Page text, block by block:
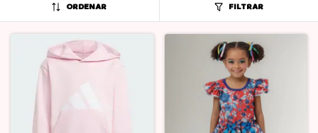
ORDENAR FILTRAR